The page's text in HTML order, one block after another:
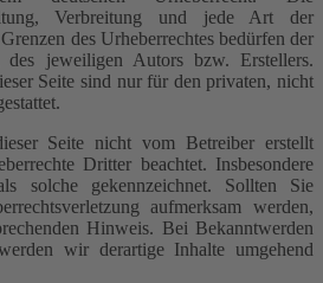
Verbreitung und jede Art der
des Urheberrechtes bedürfen der
des jeweiligen Autors bzw. Erstellers.
Seite sind nur für den privaten, nicht
Seite nicht vom Betreiber erstellt
Dritter beachtet. Insbesondere
solche gekennzeichnet. Sollten Sie
aufmerksam werden,
Hinweis. Bei Bekanntwerden
wir derartige Inhalte umgehend